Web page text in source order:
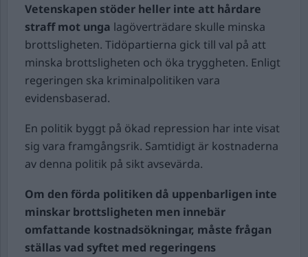
Vetenskapen stöder heller inte att hårdare
straff mot unga lagöverträdare skulle minska
brottsligheten. Tidöpartierna gick till val på att
minska brottsligheten och öka tryggheten. Enligt
regeringen ska kriminalpolitiken vara
evidensbaserad.
En politik byggt på ökad repression har inte visat
sig vara framgångsrik. Samtidigt är kostnaderna
av denna politik på sikt avsevärda.
Om den förda politiken då uppenbarligen inte
minskar brottsligheten men innebär
omfattande kostnadsökningar, måste frågan
ställas vad syftet med regeringens